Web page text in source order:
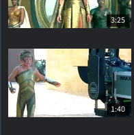
3:25
1:40